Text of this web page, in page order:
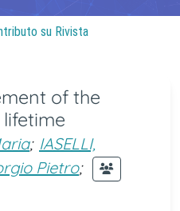
su Rivista
of the
; IASELLI,
Pietro;